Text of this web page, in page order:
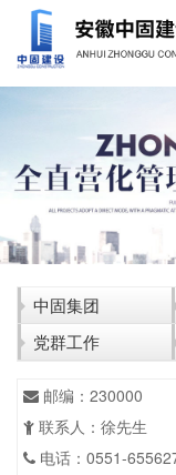
中固集团
党群工作
邮编：230000
联系人：徐先生
电话：0551-